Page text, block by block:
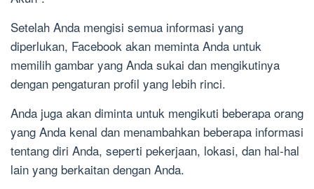
Setelah Anda mengisi semua informasi yang
diperlukan, Facebook akan meminta Anda untuk
memilih gambar yang Anda sukai dan mengikutinya
dengan pengaturan profil yang lebih rinci.
Anda juga akan diminta untuk mengikuti beberapa orang
yang Anda kenal dan menambahkan beberapa informasi
tentang diri Anda, seperti pekerjaan, lokasi, dan hal-hal
lain yang berkaitan dengan Anda.